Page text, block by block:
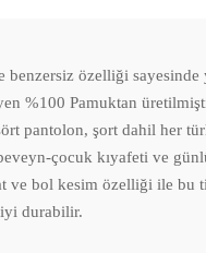
özelliği sayesinde
%100 Pamuktan
pantolon, şort dahil her
çocuk kıyafeti ve
ve bol kesim özelliği ile bu
durabilir.